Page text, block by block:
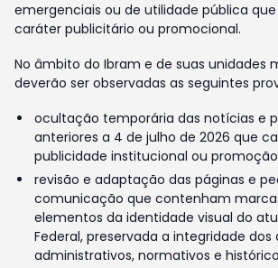
emergenciais ou de utilidade pública
caráter publicitário ou promocional.
No âmbito do Ibram e de suas unidades
deverão ser observadas as seguintes
ocultação temporária das notícias e
anteriores a 4 de julho de 2026 que
publicidade institucional ou
revisão e adaptação das páginas e
comunicação que contenham
elementos da identidade visual do
Federal, preservada a integridade
administrativos, normativos e